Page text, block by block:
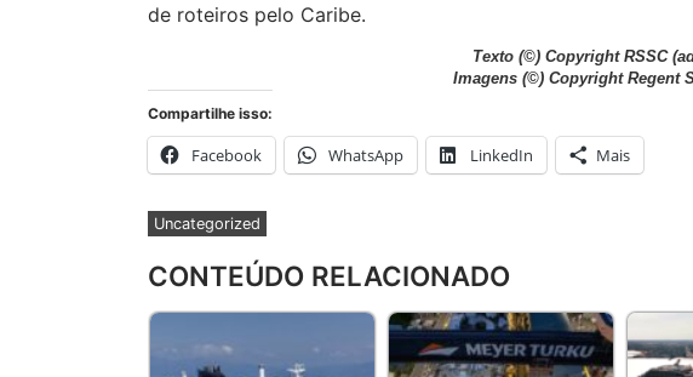
de roteiros pelo Caribe.
Texto (©) Copyright RSSC
Imagens (©) Copyright Regent
Compartilhe isso:
Facebook WhatsApp LinkedIn Mais
Uncategorized
CONTEÚDO RELACIONADO